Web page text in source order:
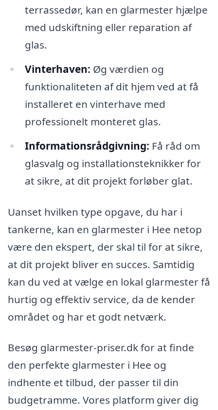
terrassedør, kan en glarmester hjælpe
med udskiftning eller reparation af
glas.
Vinterhaven: Øg værdien og
funktionaliteten af dit hjem ved at få
installeret en vinterhave med
professionelt monteret glas.
Informationsrådgivning: Få råd om
glasvalg og installationsteknikker for
at sikre, at dit projekt forløber glat.
Uanset hvilken type opgave, du har i
tankerne, kan en glarmester i Hee netop
være den ekspert, der skal til for at sikre,
at dit projekt bliver en succes. Samtidig
kan du ved at vælge en lokal glarmester få
hurtig og effektiv service, da de kender
området og har et godt netværk.
Besøg glarmester-priser.dk for at finde
den perfekte glarmester i Hee og
indhente et tilbud, der passer til din
budgetramme. Vores platform giver dig